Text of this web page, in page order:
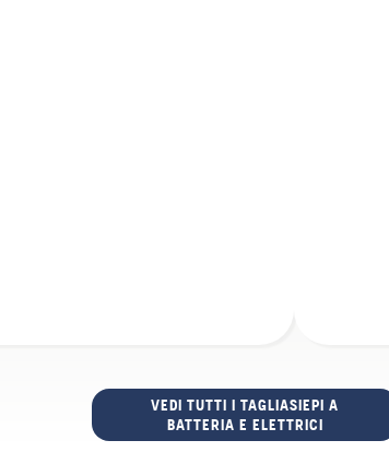
VEDI TUTTI I TAGLIASIEPI A
BATTERIA E ELETTRICI